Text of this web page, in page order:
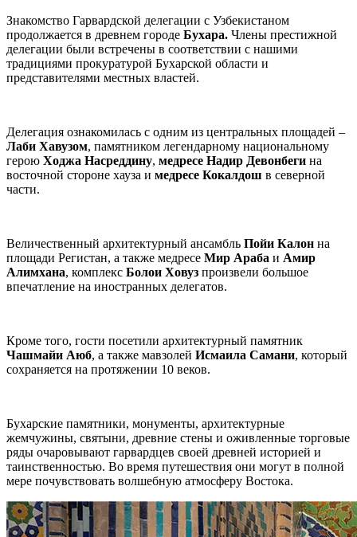
Знакомство Гарвардской делегации с Узбекистаном
продолжается в древнем городе Бухара. Члены престижной
делегации были встречены в соответствии с нашими
традициями прокуратурой Бухарской области и
представителями местных властей.
Делегация ознакомилась с одним из центральных площадей –
Лаби Хавузом, памятником легендарному национальному
герою Ходжа Насреддину, медресе Надир Девонбеги на
восточной стороне хауза и медресе Кокалдош в северной
части.
Величественный архитектурный ансамбль Пойи Калон на
площади Регистан, а также медресе Мир Араба и Амир
Алимхана, комплекс Болои Ховуз произвели большое
впечатление на иностранных делегатов.
Кроме того, гости посетили архитектурный памятник
Чашмайи Аюб, а также мавзолей Исмаила Самани, который
сохраняется на протяжении 10 веков.
Бухарские памятники, монументы, архитектурные
жемчужины, святыни, древние стены и оживленные торговые
ряды очаровывают гарвардцев своей древней историей и
таинственностью. Во время путешествия они могут в полной
мере почувствовать волшебную атмосферу Востока.